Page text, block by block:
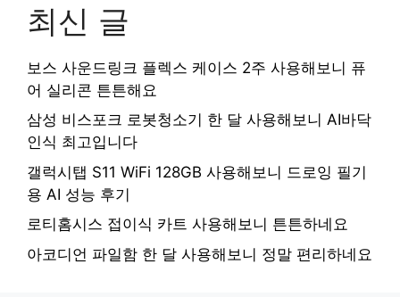
최신 글
보스 사운드링크 플렉스 케이스 2주 사용해보니 퓨
어 실리콘 튼튼해요
삼성 비스포크 로봇청소기 한 달 사용해보니 AI바닥
인식 최고입니다
갤럭시탭 S11 WiFi 128GB 사용해보니 드로잉 필기
용 AI 성능 후기
로티홈시스 접이식 카트 사용해보니 튼튼하네요
아코디언 파일함 한 달 사용해보니 정말 편리하네요